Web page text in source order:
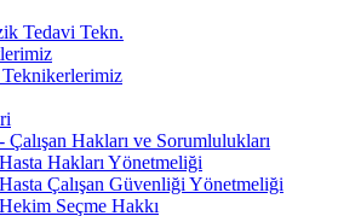
Tedavi Tekn.
Çalışan Hakları ve Sorumlulukları
Hasta Hakları Yönetmeliği
Hasta Çalışan Güvenliği Yönetmeliği
Hekim Seçme Hakkı